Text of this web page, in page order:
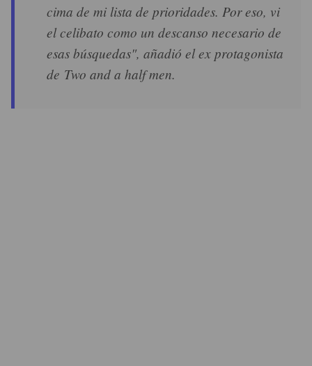
cima de mi lista de prioridades. Por eso, vi
el celibato como un descanso necesario de
esas búsquedas", añadió el ex protagonista
de Two and a half men.